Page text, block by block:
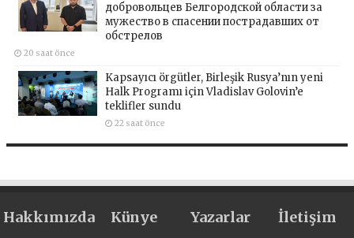
добровольцев Белгородской области за
мужество в спасении пострадавших от
обстрелов
20 saat önce
Kapsayıcı örgütler, Birleşik Rusya’nın yeni
Halk Programı için Vladislav Golovin’e
teklifler sundu
22 saat önce
Hakkımızda Künye Yazarlar İletişim